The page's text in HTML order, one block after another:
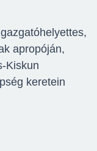
apropóján,
Kiskun
keretein